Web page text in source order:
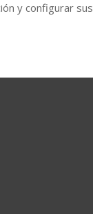
y configurar